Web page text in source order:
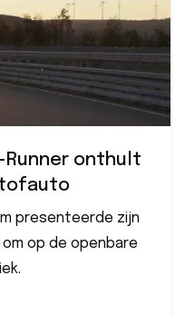
onthult
presenteerde zijn
op de openbare